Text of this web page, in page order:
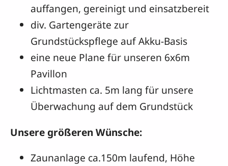
auffangen, gereinigt und einsatzbereit
div. Gartengeräte zur
Grundstückspflege auf Akku-Basis
eine neue Plane für unseren 6x6m
Pavillon
Lichtmasten ca. 5m lang für unsere
Überwachung auf dem Grundstück
Unsere größeren Wünsche:
Zaunanlage ca.150m laufend, Höhe